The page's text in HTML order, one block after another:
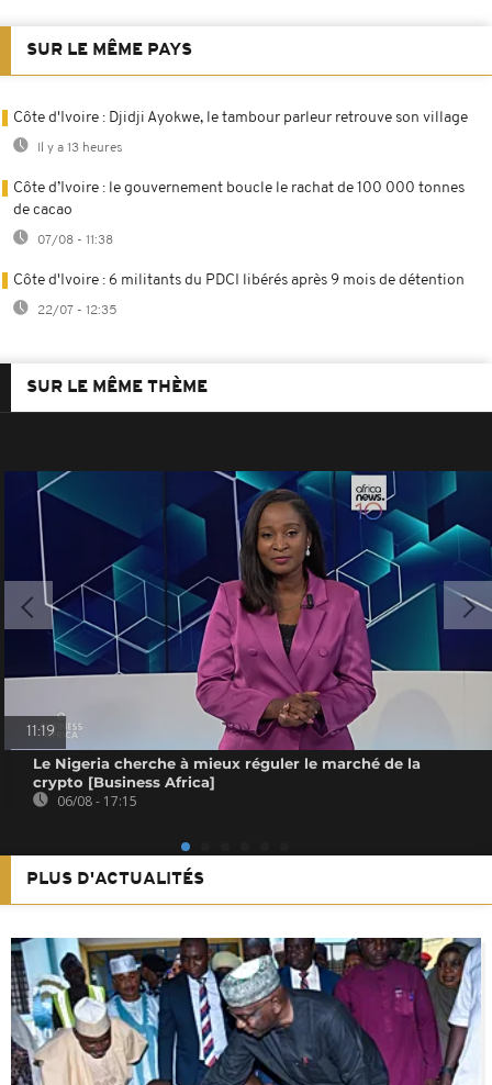
SUR LE MÊME PAYS
Côte d'Ivoire : Djidji Ayokwe, le tambour parleur retrouve son village
Il y a 13 heures
Côte d’Ivoire : le gouvernement boucle le rachat de 100 000 tonnes
de cacao
07/08 - 11:38
Côte d'Ivoire : 6 militants du PDCI libérés après 9 mois de détention
22/07 - 12:35
SUR LE MÊME THÈME
11:19
Le Nigeria cherche à mieux réguler le marché de la
crypto [Business Africa]
06/08 - 17:15
PLUS D'ACTUALITÉS